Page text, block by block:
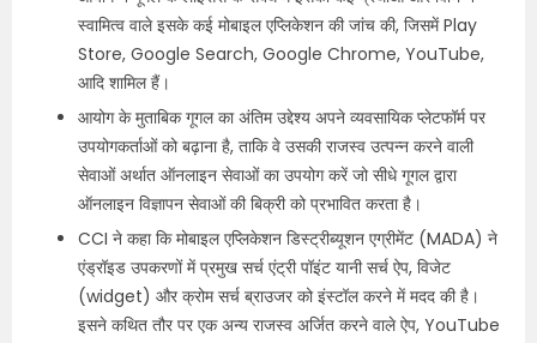
स्वामित्व वाले इसके कई मोबाइल एप्लिकेशन की जांच की, जिसमें Play
Store, Google Search, Google Chrome, YouTube,
आदि शामिल हैं।
आयोग के मुताबिक गूगल का अंतिम उद्देश्य अपने व्यवसायिक प्लेटफॉर्म पर
उपयोगकर्ताओं को बढ़ाना है, ताकि वे उसकी राजस्व उत्पन्न करने वाली
सेवाओं अर्थात ऑनलाइन सेवाओं का उपयोग करें जो सीधे गूगल द्वारा
ऑनलाइन विज्ञापन सेवाओं की बिक्री को प्रभावित करता है।
CCI ने कहा कि मोबाइल एप्लिकेशन डिस्ट्रीब्यूशन एग्रीमेंट (MADA) ने
एंड्रॉइड उपकरणों में प्रमुख सर्च एंट्री पॉइंट यानी सर्च ऐप, विजेट
(widget) और क्रोम सर्च ब्राउजर को इंस्टॉल करने में मदद की है।
इसने कथित तौर पर एक अन्य राजस्व अर्जित करने वाले ऐप, YouTube